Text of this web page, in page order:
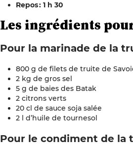
Repos : 1 h 30
Les ingrédients
Pour la marinade de la
800 g de filets de truite de
2 kg de gros sel
5 g de baies des Batak
2 citrons verts
20 cl de sauce soja salée
2 l d’huile de tournesol
Pour le condiment de la